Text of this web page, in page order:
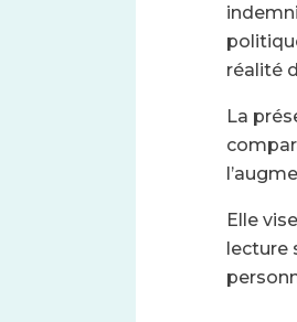
réalité
La
Elle
lecture